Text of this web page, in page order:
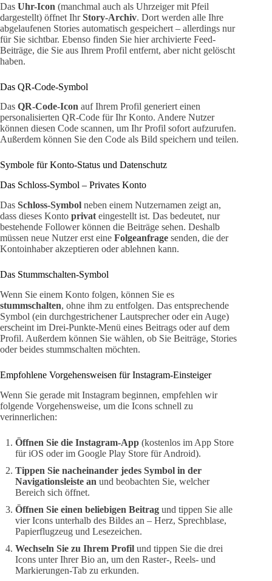
Das Uhr-Icon (manchmal auch als Uhrzeiger mit Pfeil
dargestellt) öffnet IhrStory-Archiv. Dort werden alle Ihre
abgelaufenen Stories automatisch gespeichert – allerdings nur
für Sie sichtbar. Ebenso finden Sie hier archivierte Feed-
Beiträge, die Sie aus Ihrem Profil entfernt, aber nicht gelöscht
haben.
Das QR-Code-Symbol
Das QR-Code-Icon auf Ihrem Profil generiert einen
personalisierten QR-Code für Ihr Konto. Andere Nutzer
können diesen Code scannen, um Ihr Profil sofort aufzurufen.
Außerdem können Sie den Code als Bild speichern und teilen.
Symbole für Konto-Status und Datenschutz
Das Schloss-Symbol – Privates Konto
Das Schloss-Symbol neben einem Nutzernamen zeigt an,
dass dieses Konto privat eingestellt ist. Das bedeutet, nur
bestehende Follower können die Beiträge sehen. Deshalb
müssen neue Nutzer erst eine Folgeanfrage senden, die der
Kontoinhaber akzeptieren oder ablehnen kann.
Das Stummschalten-Symbol
Wenn Sie einem Konto folgen, können Sie es
stummschalten, ohne ihm zu entfolgen. Das entsprechende
Symbol (ein durchgestrichener Lautsprecher oder ein Auge)
erscheint im Drei-Punkte-Menü eines Beitrags oder auf dem
Profil. Außerdem können Sie wählen, ob Sie Beiträge, Stories
oder beides stummschalten möchten.
Empfohlene Vorgehensweisen für Instagram-Einsteiger
Wenn Sie gerade mit Instagram beginnen, empfehlen wir
folgende Vorgehensweise, um die Icons schnell zu
verinnerlichen:
Öffnen Sie die Instagram-App (kostenlos im App Store
für iOS oder im Google Play Store für Android).
Tippen Sie nacheinander jedes Symbol in der
Navigationsleiste an und beobachten Sie, welcher
Bereich sich öffnet.
Öffnen Sie einen beliebigen Beitrag und tippen Sie alle
vier Icons unterhalb des Bildes an – Herz, Sprechblase,
Papierflugzeug und Lesezeichen.
Wechseln Sie zu Ihrem Profil und tippen Sie die drei
Icons unter Ihrer Bio an, um den Raster-, Reels- und
Markierungen-Tab zu erkunden.